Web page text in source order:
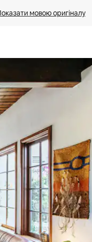
мовою оригіналу
та вниз або жести